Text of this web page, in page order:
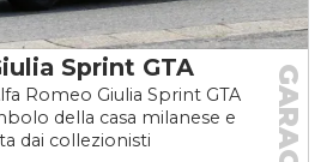
Sprint GTA
Romeo Giulia Sprint GTA
della casa milanese e
dai collezionisti
GARAGE